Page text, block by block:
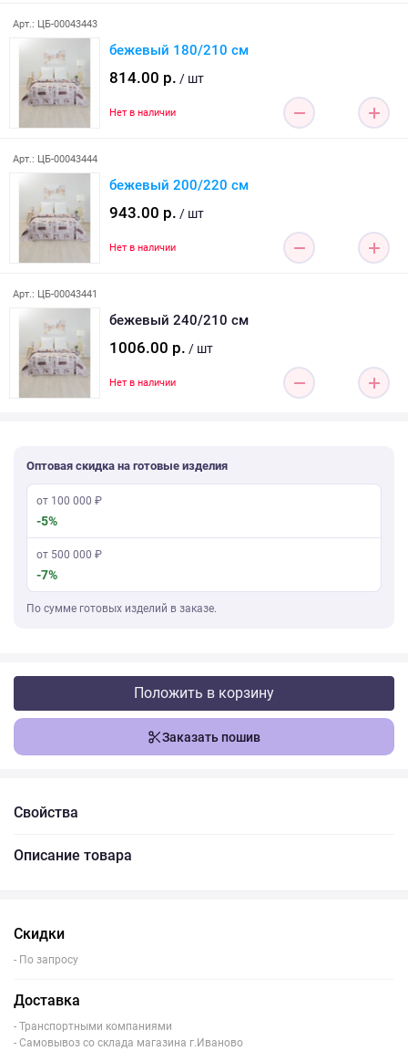
Арт.: ЦБ-00043443
бежевый 180/210 см
814.00 р. / шт
Нет в наличии
Арт.: ЦБ-00043444
бежевый 200/220 см
943.00 р. / шт
Нет в наличии
Арт.: ЦБ-00043441
бежевый 240/210 см
1006.00 р. / шт
Нет в наличии
Оптовая скидка на готовые изделия
от 100 000 ₽
-5%
от 500 000 ₽
-7%
По сумме готовых изделий в заказе.
Положить в корзину
Заказать пошив
Свойства
Описание товара
Скидки
- По запросу
Доставка
- Транспортными компаниями
- Самовывоз со склада магазина г.Иваново